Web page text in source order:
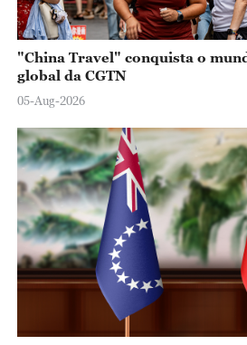
"China Travel" conquista o
global da CGTN
05-Aug-2026